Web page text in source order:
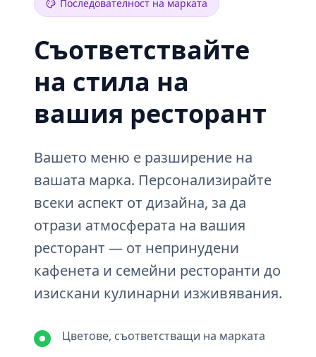
Последователност на марката
Съответствайте
на стила на
вашия ресторант
Вашето меню е разширение на
вашата марка. Персонализирайте
всеки аспект от дизайна, за да
отрази атмосферата на вашия
ресторант — от непринудени
кафенета и семейни ресторанти до
изискани кулинарни изживявания.
Цветове, съответстващи на марката